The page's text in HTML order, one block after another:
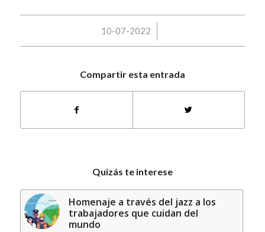
10-07-2022
/
Compartir esta entrada
Quizás te interese
Homenaje a través del jazz a los
trabajadores que cuidan del
mundo